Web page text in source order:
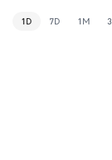
1D 7D 1M